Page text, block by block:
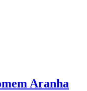
Aranha